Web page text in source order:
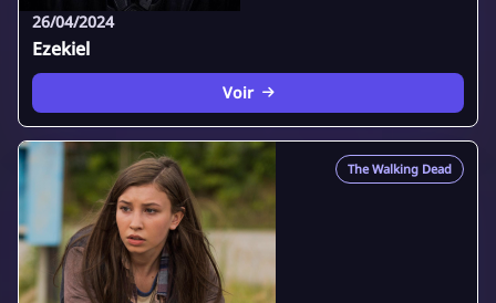
26/04/2024
Ezekiel
Voir
The Walking Dead